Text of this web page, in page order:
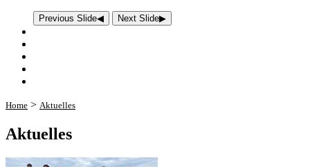
Previous Slide◀ Next Slide▶
Home > Aktuelles
Aktuelles